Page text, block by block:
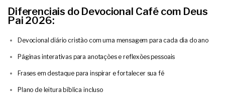
Diferenciais do Devocional Café com Deus
Pai 2026:
Devocional diário cristão com uma mensagem para cada dia do ano
Páginas interativas para anotações e reflexões pessoais
Frases em destaque para inspirar e fortalecer sua fé
Plano de leitura bíblica incluso